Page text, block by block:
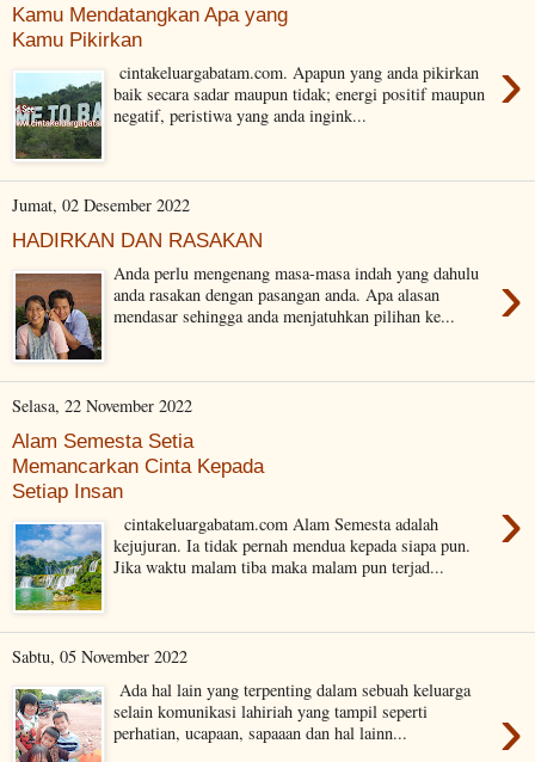
Kamu Mendatangkan Apa yang
Kamu Pikirkan
›
cintakeluargabatam.com. Apapun yang anda pikirkan
baik secara sadar maupun tidak; energi positif maupun
negatif, peristiwa yang anda ingink...
Jumat, 02 Desember 2022
HADIRKAN DAN RASAKAN
›
Anda perlu mengenang masa-masa indah yang dahulu
anda rasakan dengan pasangan anda. Apa alasan
mendasar sehingga anda menjatuhkan pilihan ke...
Selasa, 22 November 2022
Alam Semesta Setia
Memancarkan Cinta Kepada
Setiap Insan
›
cintakeluargabatam.com Alam Semesta adalah
kejujuran. Ia tidak pernah mendua kepada siapa pun.
Jika waktu malam tiba maka malam pun terjad...
Sabtu, 05 November 2022
›
Ada hal lain yang terpenting dalam sebuah keluarga
selain komunikasi lahiriah yang tampil seperti
perhatian, ucapaan, sapaaan dan hal lainn...